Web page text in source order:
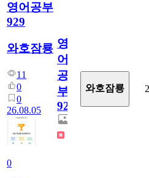
영어공부
929
와호잠룡
11
0
0
26.08.05
0
영
어
공
부
929
와호잠룡